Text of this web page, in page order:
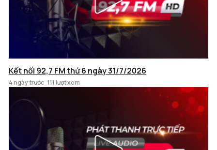
Kết nối 92,7 FM thứ 6 ngày 31/7/2026
4 ngày trước 111 lượt xem